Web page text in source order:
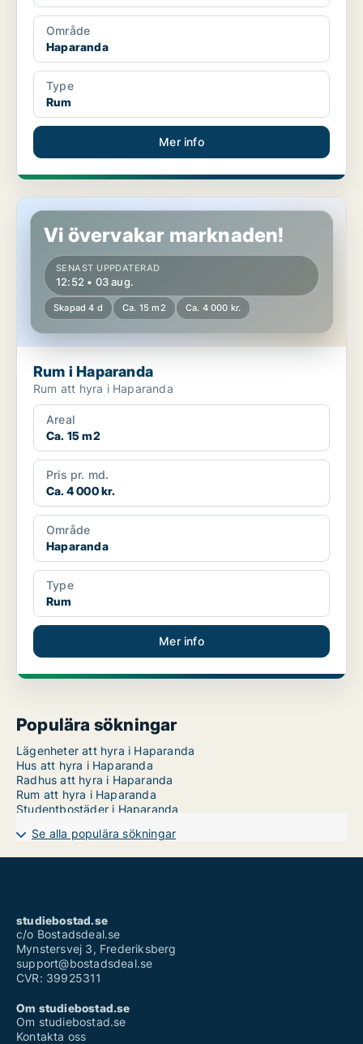
Område
Haparanda
Type
Rum
Mer info
Rum i Haparanda
Vi övervakar marknaden!
SENAST UPPDATERAD
12:52 • 03 aug.
Skapad 4 d Ca. 15 m2 Ca. 4 000 kr.
Rum i Haparanda
Rum att hyra i Haparanda
Areal
Ca. 15 m2
Pris pr. md.
Ca. 4 000 kr.
Område
Haparanda
Type
Rum
Mer info
Populära sökningar
Lägenheter att hyra i Haparanda
Hus att hyra i Haparanda
Radhus att hyra i Haparanda
Rum att hyra i Haparanda
Studentbostäder i Haparanda
Se alla populära sökningar
studiebostad.se
c/o Bostadsdeal.se
Mynstersvej 3, Frederiksberg
support@bostadsdeal.se
CVR: 39925311
Om studiebostad.se
Om studiebostad.se
Kontakta oss